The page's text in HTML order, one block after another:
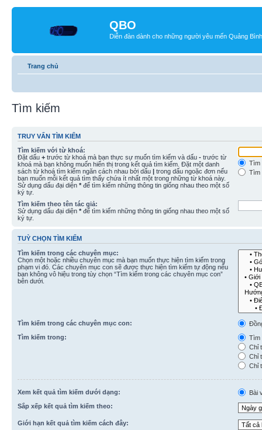
QBO
Diễn đàn dành cho những người yêu mến Quảng Bình
Trang chủ
Tìm kiếm
TRUY VẤN TÌM KIẾM
Tìm kiếm với từ khoá:
Đặt dấu + trước từ khoá mà bạn thực sự muốn tìm kiếm và dấu - trước từ
khoá mà bạn không muốn hiển thị trong kết quả tìm kiếm. Đặt một danh
sách từ khoá tìm kiếm ngăn cách nhau bởi dấu | trong dấu ngoặc đơn nếu
bạn muốn mỗi kết quả tìm thấy chứa ít nhất một trong những từ khoá này.
Sử dụng dấu đại diện * để tìm kiếm những thông tin giống nhau theo một số
ký tự.
Tìm
Tìm
Tìm kiếm theo tên tác giả:
Sử dụng dấu đại diện * để tìm kiếm những thông tin giống nhau theo một số
ký tự.
TUỲ CHỌN TÌM KIẾM
Tìm kiếm trong các chuyên mục:
Chọn một hoặc nhiều chuyên mục mà bạn muốn thực hiện tìm kiếm trong
phạm vi đó. Các chuyên mục con sẽ được thực hiện tìm kiếm tự động nếu
bạn không vô hiệu trong tùy chọn “Tìm kiếm trong các chuyên mục con”
bên dưới.
Tìm kiếm trong các chuyên mục con:
Tìm kiếm trong:
Tìm
Chỉ
Chỉ
Chỉ
Xem kết quả tìm kiếm dưới dạng:
Bài
Sắp xếp kết quả tìm kiếm theo:
Giới hạn kết quả tìm kiếm cách đây: